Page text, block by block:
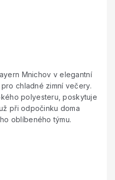
Mnichov v elegantní
chladné zimní večery.
polyesteru, poskytuje
při odpočinku doma
oblíbeného týmu.